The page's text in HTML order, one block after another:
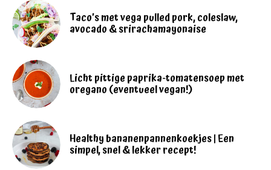
Taco’s met vega pulled pork, coleslaw,
avocado & srirachamayonaise
Licht pittige paprika-tomatensoep met
oregano (eventueel vegan!)
Healthy bananenpannenkoekjes | Een
simpel, snel & lekker recept!